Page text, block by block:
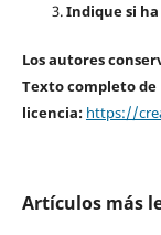
Indique si
Los autores
Texto completo de
licencia: https://
Artículos más